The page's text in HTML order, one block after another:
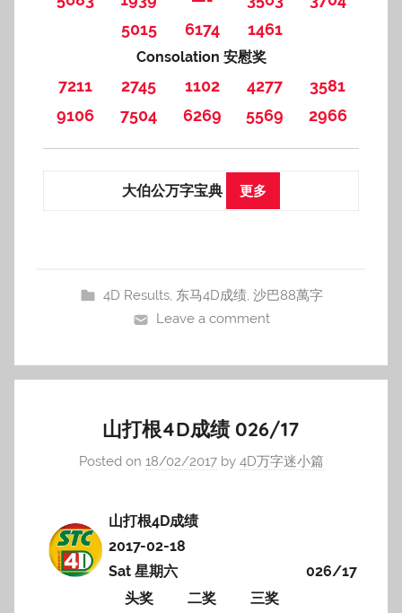
5015
6174 1461
Consolation 安慰奖
7211 2745 1102 4277
3581
9106
7504 6269 5569 2966
大伯公万字宝典 更多
4D Results, 东马4D成绩,沙巴88萬字
Leave a comment
山打根4D成绩 026/17
Posted on 18/02/2017by 4D万字迷小篇
山打根4D成绩
2017-02-18
Sat 星期六
026/17
头奖
二奖 三奖